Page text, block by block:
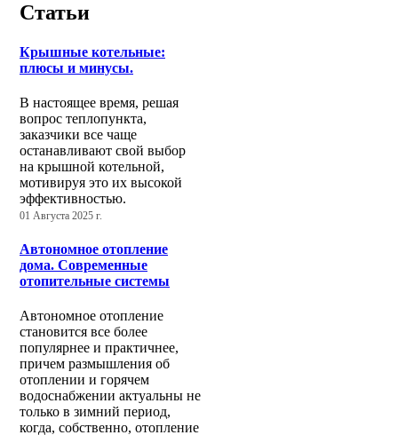
Статьи
Крышные котельные:
плюсы и минусы.
В настоящее время, решая
вопрос теплопункта,
заказчики все чаще
останавливают свой выбор
на крышной котельной,
мотивируя это их высокой
эффективностью.
01 Августа 2025 г.
Автономное отопление
дома. Современные
отопительные системы
Автономное отопление
становится все более
популярнее и практичнее,
причем размышления об
отоплении и горячем
водоснабжении актуальны не
только в зимний период,
когда, собственно, отопление